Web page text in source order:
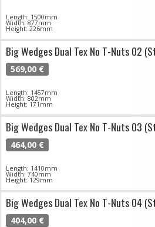
Length: 1500mm
Width: 877mm
Height: 226mm
Big Wedges Dual Tex No T-Nuts 02
569,00 €
Length: 1457mm
Width: 802mm
Height: 171mm
Big Wedges Dual Tex No T-Nuts 03
464,00 €
Length: 1410mm
Width: 740mm
Height: 129mm
Big Wedges Dual Tex No T-Nuts 04
404,00 €